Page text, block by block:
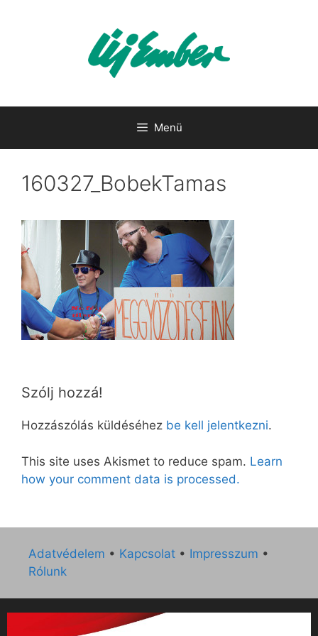
Menü
160327_BobekTamas
Szólj hozzá!
Hozzászólás küldéséhez be kell jelentkezni.
This site uses Akismet to reduce spam. Learn
how your comment data is processed.
Adatvédelem • Kapcsolat • Impresszum •
Rólunk